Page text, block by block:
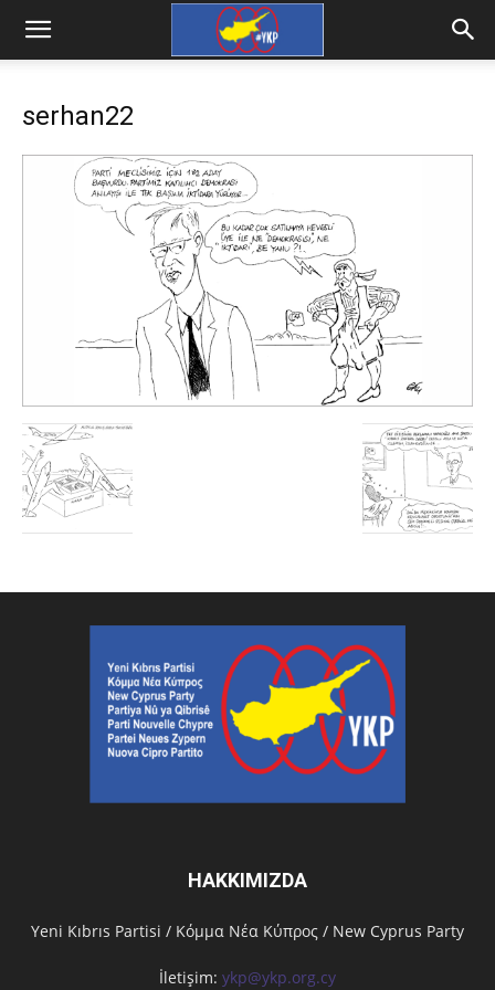
serhan22
HAKKIMIZDA
Υeni Kıbrıs Partisi / Κόμμα Νέα Κύπρος / New Cyprus Party
İletişim: ykp@ykp.org.cy